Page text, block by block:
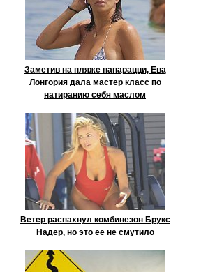
Заметив на пляже папарацци, Ева
Лонгория дала мастер класс по
натиранию себя маслом
Ветер распахнул комбинезон Брукс
Надер, но это её не смутило